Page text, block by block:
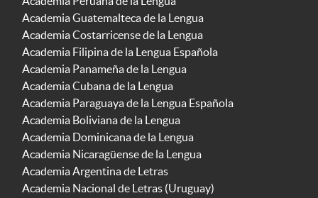
Academia Guatemalteca de la Lengua
Academia Costarricense de la Lengua
Academia Filipina de la Lengua Española
Academia Panameña de la Lengua
Academia Cubana de la Lengua
Academia Paraguaya de la Lengua Española
Academia Boliviana de la Lengua
Academia Dominicana de la Lengua
Academia Nicaragüense de la Lengua
Academia Argentina de Letras
Academia Nacional de Letras (Uruguay)